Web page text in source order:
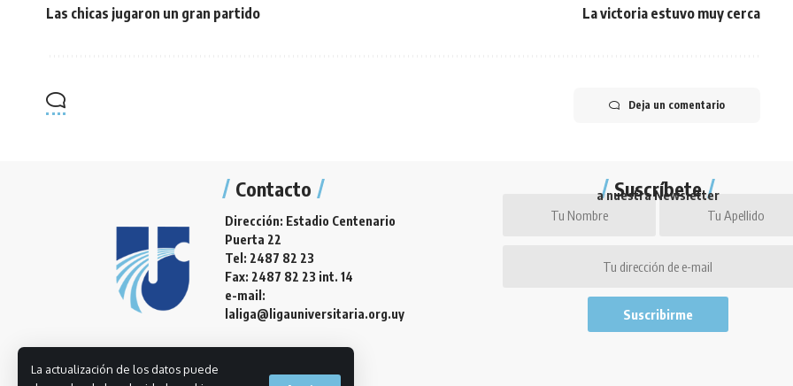
La actualización de los datos puede
Las chicas jugaron un gran partido La victoria estuvo muy cerca
Deja un comentario
Contacto
Dirección: Estadio Centenario
Puerta 22
Tel: 2487 82 23
Fax: 2487 82 23 int. 14
e-mail:
laliga@ligauniversitaria.org.uy
Suscríbete
a nuestra Newsletter